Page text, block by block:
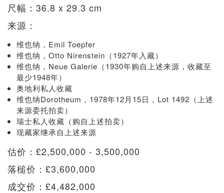
尺幅：36.8 x 29.3 cm
来源：
维也纳，Emil Toepfer
维也纳，Otto Nirenstein（1927年入藏）
维也纳，Neue Galerie（1930年购自上述来源，收藏至
最少1948年）
奥地利私人收藏
维也纳Dorotheum，1978年12月15日，Lot 1492（上述
来源委托拍卖）
瑞士私人收藏（购自上述拍卖）
现藏家继承自上述来源
估价：£2,500,000 - 3,500,000
落槌价：£3,600,000
成交价：£4,482,000